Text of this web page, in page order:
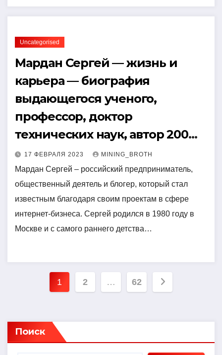
Uncategorised
Мардан Сергей — жизнь и
карьера — биография
выдающегося ученого,
профессор, доктор
технических наук, автор 200
научных работ, его вклад в
развитие научных отраслей и
личность за кулисами
создания уникальных
технологий
17 ФЕВРАЛЯ 2023 MINING_BROTH
Мардан Сергей – российский предприниматель,
общественный деятель и блогер, который стал
известным благодаря своим проектам в сфере
интернет-бизнеса. Сергей родился в 1980 году в
Москве и с самого раннего детства…
Пагинация
1 2 … 62
Поиск